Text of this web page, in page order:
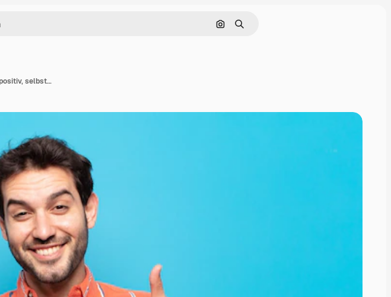
Nach Bild suchen
Suchen
Junger gutaussehender Mann, der breit lächelt, sieht glücklich, positiv, selbstbewusst und erfolgreich aus, mit beiden Daumen hoch